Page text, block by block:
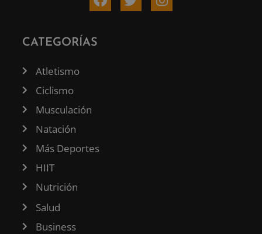
CATEGORÍAS
Atletismo
Ciclismo
Musculación
Natación
Más Deportes
HIIT
Nutrición
Salud
Business